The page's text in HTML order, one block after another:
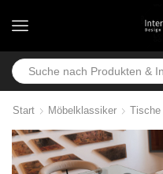
Start Möbelklassiker Tische